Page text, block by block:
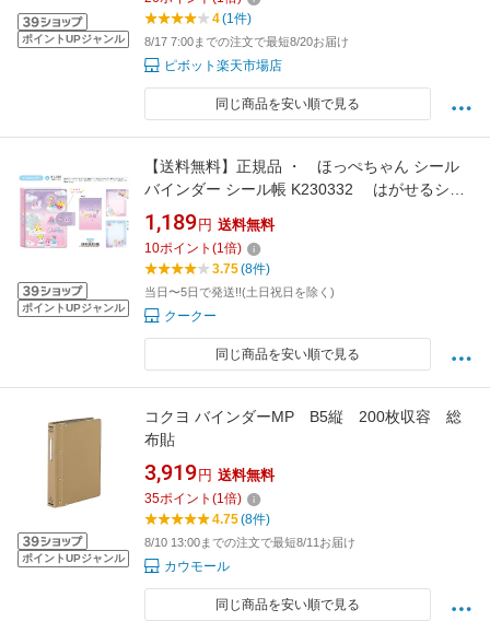
ポイントUPジャンル
4(1件)
8/17 7:00までの注文で最短8/20お届け
ピボット楽天市場店
同じ商品を安い順で見る
ポイントUPジャンル
【送料無料】正規品 ・ ほっぺちゃん シール
バインダー シール帳 K230332 はがせるシー
ル台紙 10枚入カミオジャパンK602
1,189 円 送料無料
10ポイント (1倍)
3.75(8件)
当日〜5日で発送!!(土日祝日を除く)
クークー
同じ商品を安い順で見る
ポイントUPジャンル
コクヨ バインダーMP B5縦 200枚収容 総
布貼
3,919 円 送料無料
35ポイント (1倍)
4.75(8件)
8/10 13:00までの注文で最短8/11お届け
カウモール
同じ商品を安い順で見る